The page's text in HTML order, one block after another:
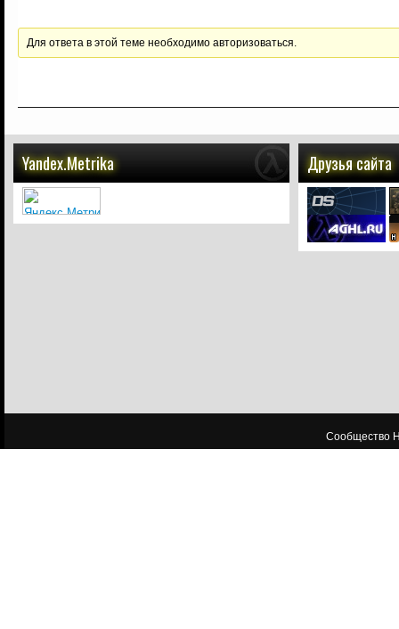
Для ответа в этой теме необходимо авторизоваться.
Yandex.Metrika Друзья сайта
Сообщество